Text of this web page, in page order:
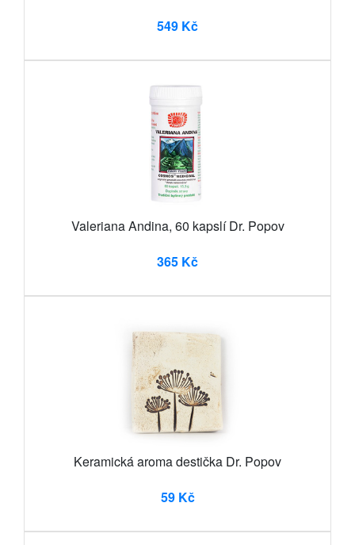
549 Kč
Valeriana Andina, 60 kapslí Dr. Popov
365 Kč
Keramická aroma destička Dr. Popov
59 Kč